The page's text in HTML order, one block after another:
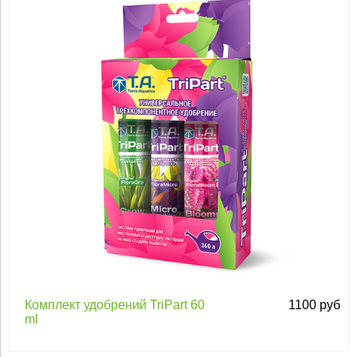
Комплект удобрений TriPart 60
ml
1100 руб